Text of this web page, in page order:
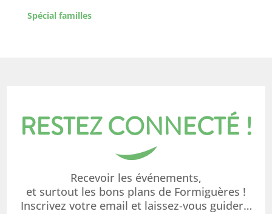
Spécial familles
RESTEZ CONNECTÉ !
Recevoir les événements,
et surtout les bons plans de Formiguères !
Inscrivez votre email et laissez-vous guider…